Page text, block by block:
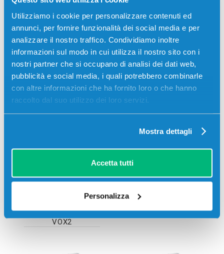
Utilizziamo i cookie per personalizzare contenuti ed
annunci, per fornire funzionalità dei social media e per
analizzare il nostro traffico. Condividiamo inoltre
informazioni sul modo in cui utilizza il nostro sito con i
nostri partner che si occupano di analisi dei dati web,
pubblicità e social media, i quali potrebbero combinarle
con altre informazioni che ha fornito loro o che hanno
raccolto dal suo utilizzo dei loro servizi.
Mostra dettagli
Accetta tutti
Personalizza
Stampanti compatibili
PhilipsFAX MAGIC
VOX2
PhilipsPPF411